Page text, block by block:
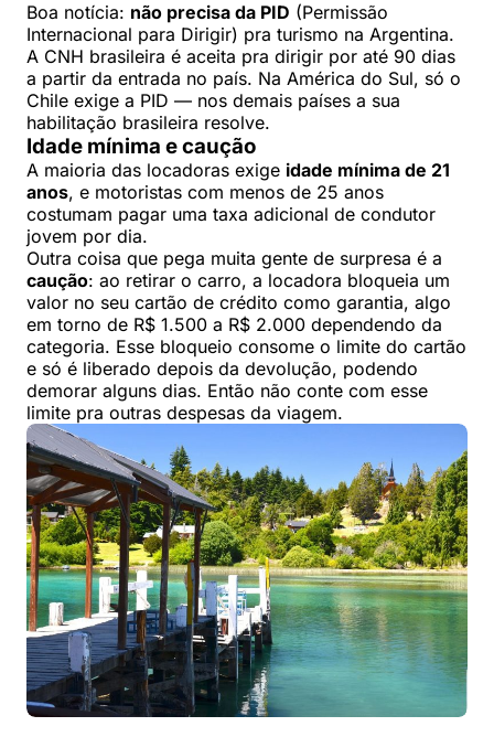
Boa notícia: não precisa da PID (Permissão
Internacional para Dirigir) pra turismo na Argentina.
A CNH brasileira é aceita pra dirigir por até 90 dias
a partir da entrada no país. Na América do Sul, só o
Chile exige a PID — nos demais países a sua
habilitação brasileira resolve.
Idade mínima e caução
A maioria das locadoras exige idade mínima de 21
anos, e motoristas com menos de 25 anos
costumam pagar uma taxa adicional de condutor
jovem por dia.
Outra coisa que pega muita gente de surpresa é a
caução: ao retirar o carro, a locadora bloqueia um
valor no seu cartão de crédito como garantia, algo
em torno de R$ 1.500 a R$ 2.000 dependendo da
categoria. Esse bloqueio consome o limite do cartão
e só é liberado depois da devolução, podendo
demorar alguns dias. Então não conte com esse
limite pra outras despesas da viagem.